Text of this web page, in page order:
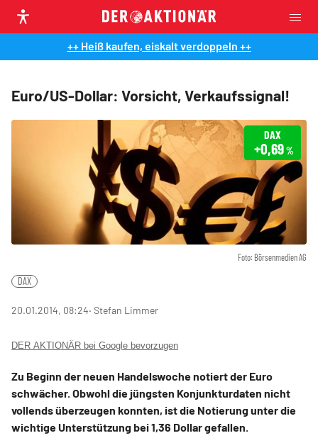
++ Heiß kaufen, eiskalt verdoppeln ++
Euro/US-Dollar: Vorsicht, Verkaufssignal!
Foto: Börsenmedien AG
DAX
+0,69%
DAX
20.01.2014, 08:24‧ Stefan Limmer
DER AKTIONÄR bei Google bevorzugen
Zu Beginn der neuen Handelswoche notiert der Euro
schwächer. Obwohl die jüngsten Konjunkturdaten nicht
vollends überzeugen konnten, ist die Notierung unter die
wichtige Unterstützung bei 1,36 Dollar gefallen.